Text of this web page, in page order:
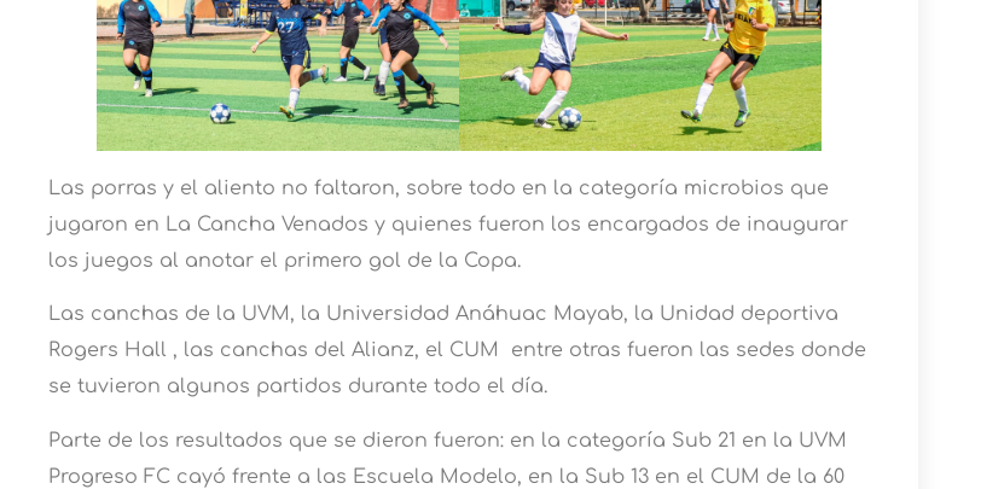
Las porras y el aliento no faltaron, sobre todo en la categoría microbios que
jugaron en La Cancha Venados y quienes fueron los encargados de inaugurar
los juegos al anotar el primero gol de la Copa.
Las canchas de la UVM, la Universidad Anáhuac Mayab, la Unidad deportiva
Rogers Hall , las canchas del Alianz, el CUM entre otras fueron las sedes donde
se tuvieron algunos partidos durante todo el día.
Parte de los resultados que se dieron fueron: en la categoría Sub 21 en la UVM
Progreso FC cayó frente a las Escuela Modelo, en la Sub 13 en el CUM de la 60